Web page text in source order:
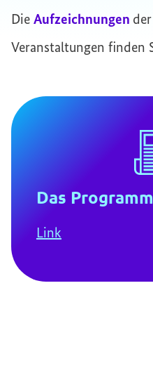
Die Aufzeichnungen
Veranstaltungen finden
Das
Link